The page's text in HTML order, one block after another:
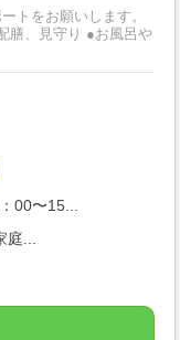
トをお願いします。
膳、見守り ●お風呂や
00〜15...
庭...